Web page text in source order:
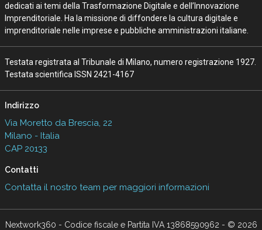
dedicati ai temi della Trasformazione Digitale e dell’Innovazione
Imprenditoriale. Ha la missione di diffondere la cultura digitale e
imprenditoriale nelle imprese e pubbliche amministrazioni italiane.
Testata registrata al Tribunale di Milano, numero registrazione 1927.
Testata scientifica ISSN 2421-4167
Indirizzo
Via Moretto da Brescia, 22
Milano - Italia
CAP 20133
Contatti
Contatta il nostro team per maggiori informazioni
Nextwork360 - Codice fiscale e Partita IVA 13868590962 - © 2026